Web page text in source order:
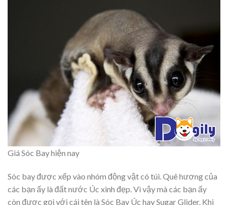
Giá Sóc Bay hiện nay
Sóc bay được xếp vào nhóm động vật có túi. Quê hương của
các bạn ấy là đất nước Úc xinh đẹp. Vì vậy mà các bạn ấy
còn được gọi với cái tên là Sóc Bay Úc hay Sugar Glider. Khi